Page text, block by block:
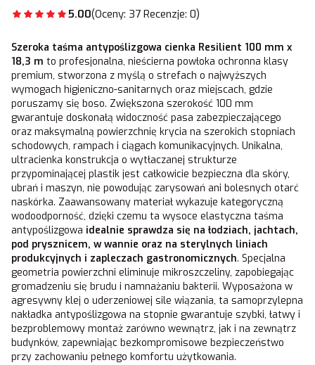
5.00(Oceny: 37 Recenzje: 0)
Szeroka taśma antypoślizgowa cienka Resilient 100 mm x
18,3 m to profesjonalna, nieścierna powłoka ochronna klasy
premium, stworzona z myślą o strefach o najwyższych
wymogach higieniczno-sanitarnych oraz miejscach, gdzie
poruszamy się boso. Zwiększona szerokość 100 mm
gwarantuje doskonałą widoczność pasa zabezpieczającego
oraz maksymalną powierzchnię krycia na szerokich stopniach
schodowych, rampach i ciągach komunikacyjnych. Unikalna,
ultracienka konstrukcja o wytłaczanej strukturze
przypominającej plastik jest całkowicie bezpieczna dla skóry,
ubrań i maszyn, nie powodując zarysowań ani bolesnych otarć
naskórka. Zaawansowany materiał wykazuje kategoryczną
wodoodporność, dzięki czemu ta wysoce elastyczna taśma
antypoślizgowa idealnie sprawdza się na łodziach, jachtach,
pod prysznicem, w wannie oraz na sterylnych liniach
produkcyjnych i zapleczach gastronomicznych. Specjalna
geometria powierzchni eliminuje mikroszczeliny, zapobiegając
gromadzeniu się brudu i namnażaniu bakterii. Wyposażona w
agresywny klej o uderzeniowej sile wiązania, ta samoprzylepna
nakładka antypoślizgowa na stopnie gwarantuje szybki, łatwy i
bezproblemowy montaż zarówno wewnątrz, jak i na zewnątrz
budynków, zapewniając bezkompromisowe bezpieczeństwo
przy zachowaniu pełnego komfortu użytkowania.